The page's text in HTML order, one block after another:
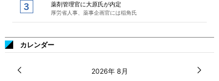
薬剤管理官に大原氏が内定
厚労省人事、薬事企画官には稲角氏
カレンダー
2026年 8月